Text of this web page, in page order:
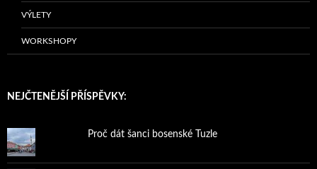
VÝLETY
WORKSHOPY
NEJČTENĚJŠÍ PŘÍSPĚVKY:
Proč dát šanci bosenské Tuzle